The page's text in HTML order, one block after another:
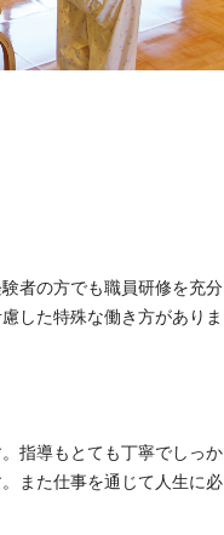
者の方でも職員研修を充分
した特殊な働き方がありま
指導もとても丁寧でしっか
また仕事を通じて人生に必